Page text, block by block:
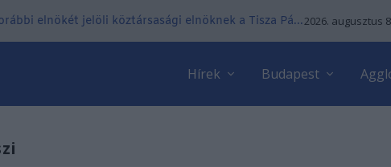
elnökét jelöli köztársasági elnöknek a Tisza Pá...2026. augusztus
Hírek Budapest